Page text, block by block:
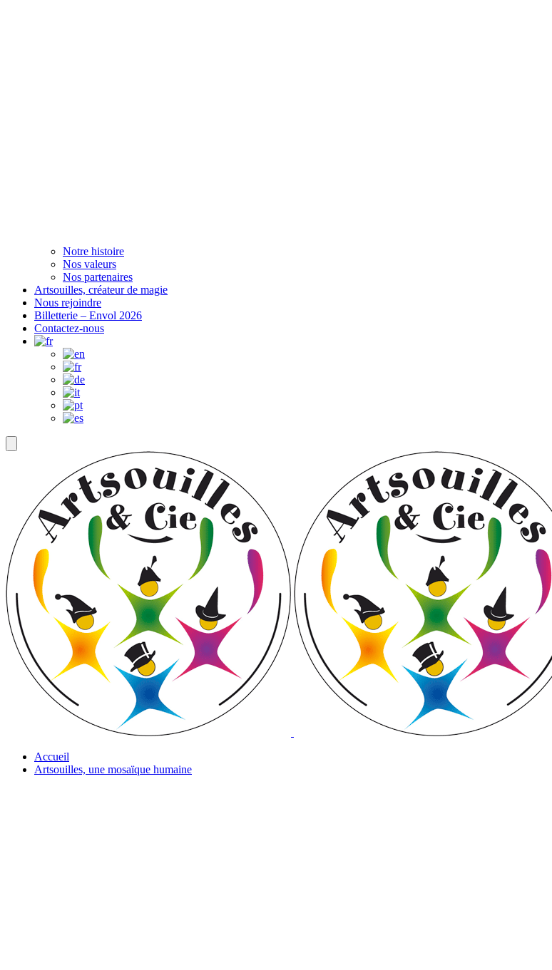
Notre histoire
Nos valeurs
Nos partenaires
Artsouilles, créateur de magie
Nous rejoindre
Billetterie – Envol 2026
Contactez-nous
Accueil
Artsouilles, une mosaïque humaine